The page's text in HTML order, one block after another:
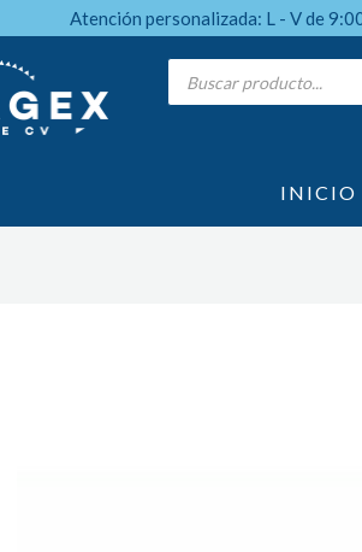
Atención personalizada: L - V de
Products
search
INICIO